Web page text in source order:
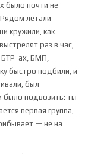
было почти не
летали
кружили, как
раз в час,
БТР-ах, БМП,
быстро подбили, и
был
подвозить: ты
первая группа,
— не на